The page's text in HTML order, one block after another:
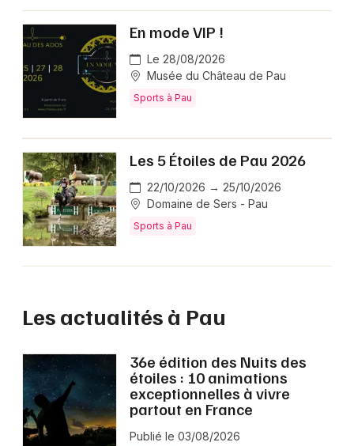
En mode VIP !
Le 28/08/2026
Musée du Château de Pau
Sports à Pau
Les 5 Étoiles de Pau 2026
22/10/2026 → 25/10/2026
Domaine de Sers - Pau
Sports à Pau
Les actualités à Pau
36e édition des Nuits des
étoiles : 10 animations
exceptionnelles à vivre
partout en France
Publié le 03/08/2026